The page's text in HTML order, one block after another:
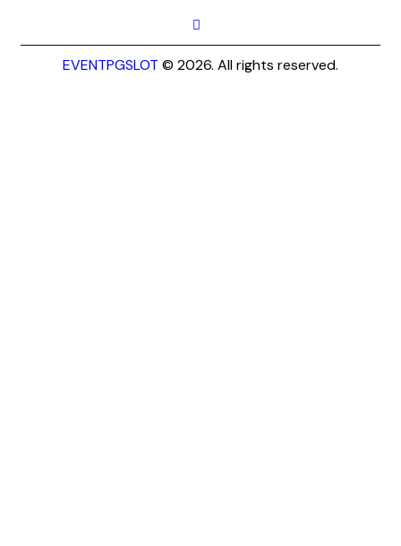
EVENTPGSLOT © 2026. All rights reserved.